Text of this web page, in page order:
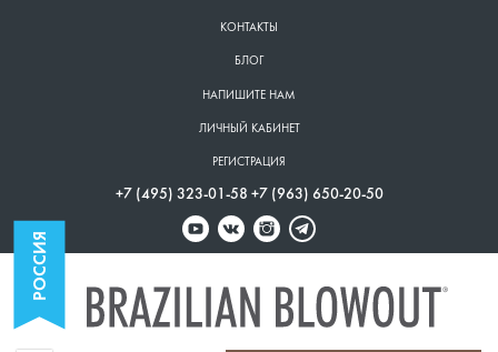
Верхнее
меню
КОНТАКТЫ
БЛОГ
НАПИШИТЕ НАМ
ЛИЧНЫЙ КАБИНЕТ
РЕГИСТРАЦИЯ
+7 (495) 323-01-58 +7 (963) 650-20-50